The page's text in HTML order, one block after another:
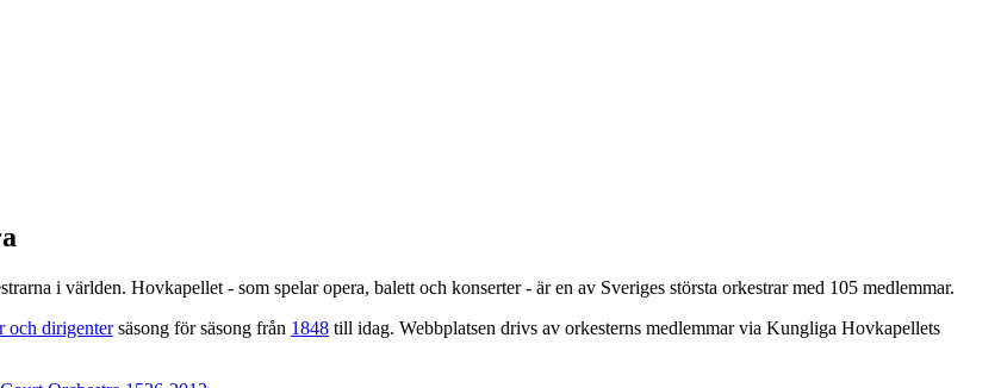
i världen. Hovkapellet - som spelar opera, balett och konserter - är en av Sveriges största orkestrar med 105 medlemmar.
och dirigentersäsong för säsong från 1848 till idag. Webbplatsen drivs av orkesterns medlemmar via Kungliga Hovkapellets